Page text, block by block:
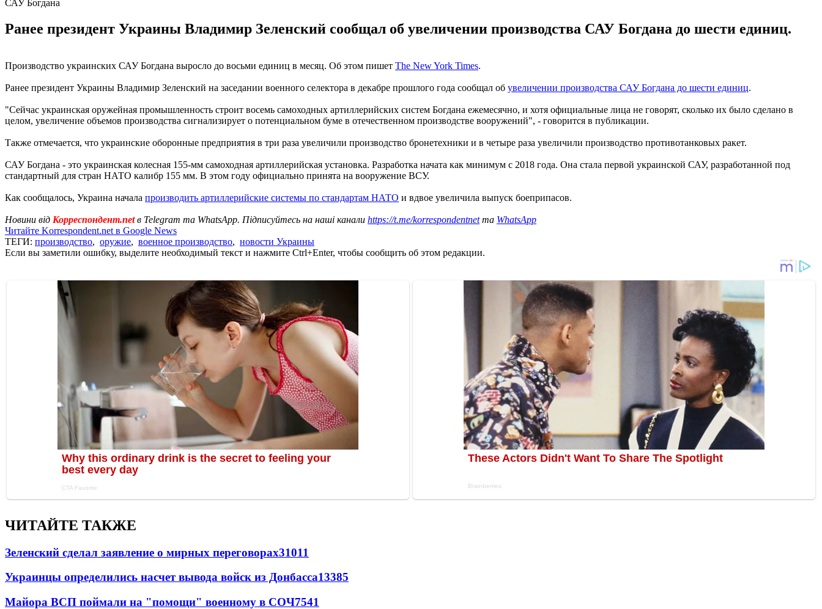
САУ Богдана
Ранее президент Украины Владимир Зеленский сообщал об увеличении производства САУ Богдана до шести единиц.
Производство украинских САУ Богдана выросло до восьми единиц в месяц. Об этом пишет The New York Times.
Ранее президент Украины Владимир Зеленский на заседании военного селектора в декабре прошлого года сообщал об увеличении производства САУ Богдана до шести единиц.
"Сейчас украинская оружейная промышленность строит восемь самоходных артиллерийских систем Богдана ежемесячно, и хотя официальные лица не говорят, сколько их было сделано в
целом, увеличение объемов производства сигнализирует о потенциальном буме в отечественном производстве вооружений", - говорится в публикации.
Также отмечается, что украинские оборонные предприятия в три раза увеличили производство бронетехники и в четыре раза увеличили производство противотанковых ракет.
САУ Богдана - это украинская колесная 155-мм самоходная артиллерийская установка. Разработка начата как минимум с 2018 года. Она стала первой украинской САУ, разработанной под
стандартный для стран НАТО калибр 155 мм. В этом году официально принята на вооружение ВСУ.
Как сообщалось, Украина начала производить артиллерийские системы по стандартам НАТО и вдвое увеличила выпуск боеприпасов.
Новини від Корреспондент.netв Telegram та WhatsApp. Підписуйтесь на наші канали https://t.me/korrespondentnetта WhatsApp
Читайте Korrespondent.net в Google News
ТЕГИ: производство, оружие, военное производство, новости Украины
Если вы заметили ошибку, выделите необходимый текст и нажмите Ctrl+Enter, чтобы сообщить об этом редакции.
ЧИТАЙТЕ ТАКЖЕ
Зеленский сделал заявление о мирных переговорах31011
Украинцы определились насчет вывода войск из Донбасса13385
Майора ВСП поймали на "помощи" военному в СОЧ7541